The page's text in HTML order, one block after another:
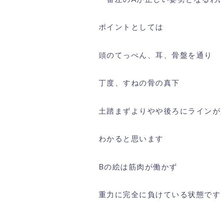
ポイントとしては
頭のてっぺん、耳、骨盤を通り
丁度、すねの骨の真下
土踏まずよりやや後ろにライン
わかると思います
Bの絵は筋肉が働かず
重力に完全に負けている状態です